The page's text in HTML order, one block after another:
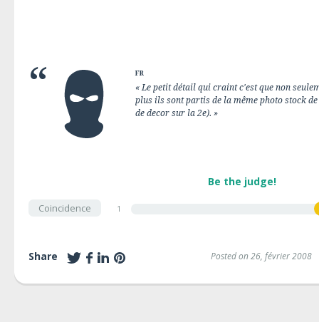
FR
« Le petit détail qui craint c'est que non
plus ils sont partis de la même photo stock
de decor sur la 2e). »
Be the judge!
Coincidence 1
Share Posted on 26, février 2008